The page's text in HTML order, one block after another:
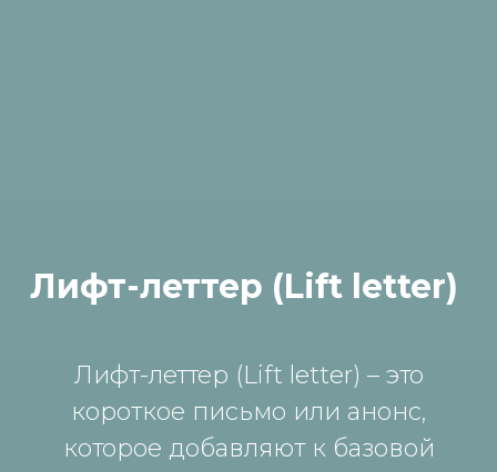
Лифт-леттер (Lift letter)
Лифт-леттер (Lift letter) – это
короткое письмо или анонс,
которое добавляют к базовой